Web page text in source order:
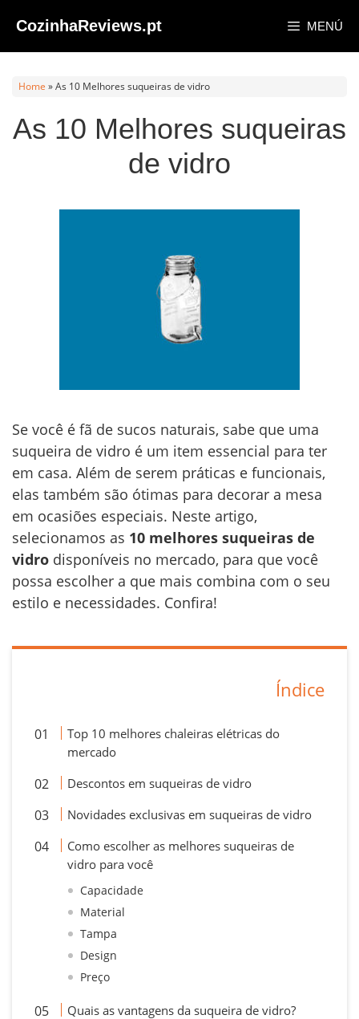
contenido
CozinhaReviews.pt MENÚ
Home »As 10 Melhores suqueiras de vidro
As 10 Melhores suqueiras
de vidro
Se você é fã de sucos naturais, sabe que uma
suqueira de vidro é um item essencial para ter
em casa. Além de serem práticas e funcionais,
elas também são ótimas para decorar a mesa
em ocasiões especiais. Neste artigo,
selecionamos as 10 melhores suqueiras de
vidro disponíveis no mercado, para que você
possa escolher a que mais combina com o seu
estilo e necessidades. Confira!
Índice
Top 10 melhores chaleiras elétricas do
mercado
Descontos em suqueiras de vidro
Novidades exclusivas em suqueiras de vidro
Como escolher as melhores suqueiras de
vidro para você
Capacidade
Material
Tampa
Design
Preço
Quais as vantagens da suqueira de vidro?